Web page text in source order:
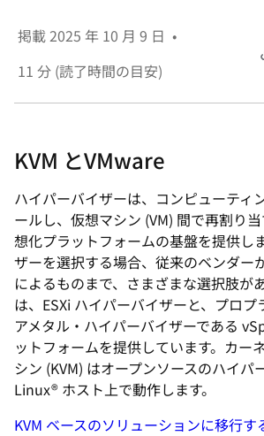
だ
掲載2025 年 10 月 9 日 •
11 分 (読了時間の目安)
KVM とVMware
ハイパーバイザーは、コンピューティ
ールし、仮想マシン (VM) 間で再割り
想化プラットフォームの基盤を提供し
ザーを選択する場合、従来のベンダー
によるものまで、さまざまな選択肢が
は、ESXi ハイパーバイザーと、プロ
アメタル・ハイパーバイザーである
ットフォームを提供しています。カー
シン (KVM) はオープンソースのハイパ
Linux® ホスト上で動作します。
KVM ベースのソリューションに移行す